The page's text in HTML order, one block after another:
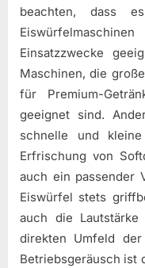
beachten, dass
Einsatzzwecke
Maschinen, die
für Premium-
geeignet sind.
schnelle und
Erfrischung von
auch ein passender
Eiswürfel stets
auch die
direkten Umfeld
Betriebsgeräusch ist